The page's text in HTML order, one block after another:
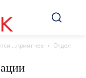
…приятнее
Отдел